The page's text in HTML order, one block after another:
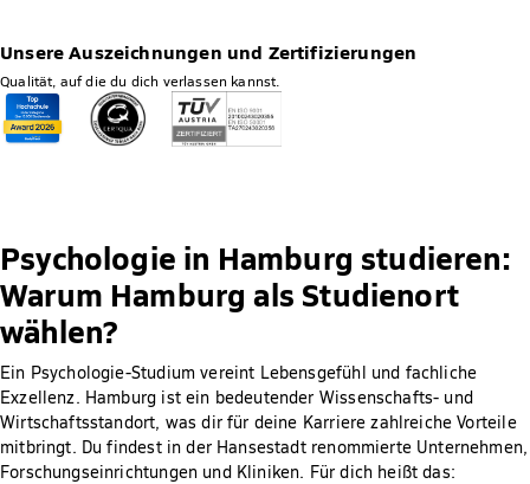
Unsere Auszeichnungen und Zertifizierungen
Qualität, auf die du dich verlassen kannst.
Psychologie in Hamburg studieren:
Warum Hamburg als Studienort
wählen?
Ein Psychologie-Studium vereint Lebensgefühl und fachliche
Exzellenz. Hamburg ist ein bedeutender Wissenschafts- und
Wirtschaftsstandort, was dir für deine Karriere zahlreiche Vorteile
mitbringt. Du findest in der Hansestadt renommierte Unternehmen,
Forschungseinrichtungen und Kliniken. Für dich heißt das: